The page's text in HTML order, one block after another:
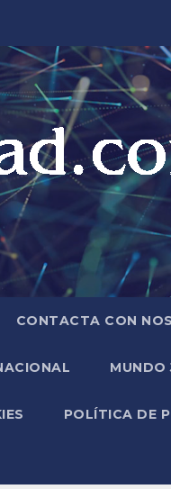
CONTACTA CON
MUNDO
POLÍTICA DE